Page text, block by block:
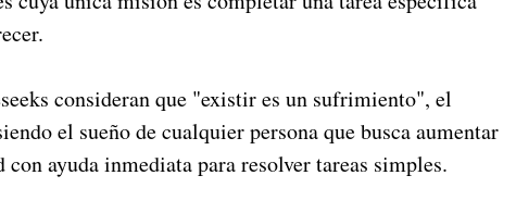
consideran que "existir es un sufrimiento", el
el sueño de cualquier persona que busca aumentar
ayuda inmediata para resolver tareas simples.